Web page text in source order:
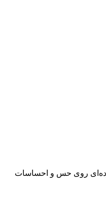
گسترده‌ای روی حس و احساسات